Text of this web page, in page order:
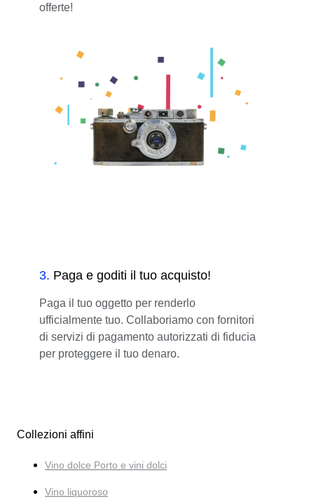
offerte!
3. Paga e goditi il tuo acquisto!
Paga il tuo oggetto per renderlo
ufficialmente tuo. Collaboriamo con fornitori
di servizi di pagamento autorizzati di fiducia
per proteggere il tuo denaro.
Collezioni affini
Vino dolce Porto e vini dolci
Vino liquoroso